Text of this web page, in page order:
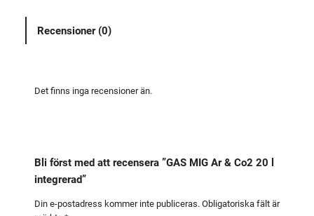
A
Recensioner (0)
Det finns inga recensioner än.
Bli först med att recensera ”GAS MIG Ar & Co2 20 l
integrerad”
Din e-postadress kommer inte publiceras. Obligatoriska fält är